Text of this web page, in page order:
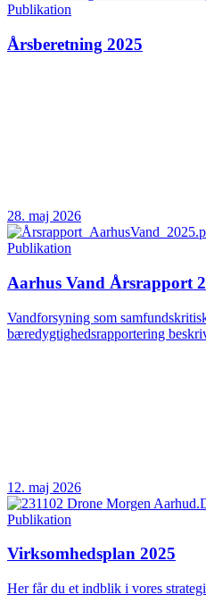
Publikation
Årsberetning 2025
28. maj 2026
Publikation
Aarhus Vand Årsrapport
Vandforsyning som
bæredygtighedsrapportering
12. maj 2026
Publikation
Virksomhedsplan 2025
Her får du et indblik i vores